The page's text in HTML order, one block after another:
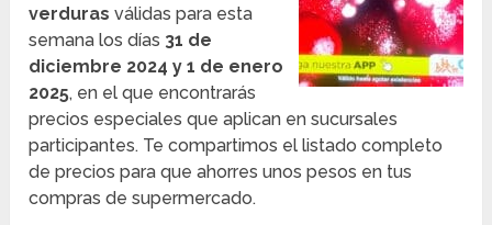
verduras válidas para esta
semana los días 31 de
diciembre 2024 y 1 de enero
2025, en el que encontrarás
precios especiales que aplican en sucursales
participantes. Te compartimos el listado completo
de precios para que ahorres unos pesos en tus
compras de supermercado.